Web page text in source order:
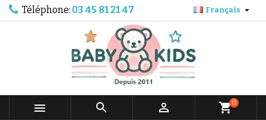
Téléphone: 03 45 81 21 47 Français 
   shopping_cart0